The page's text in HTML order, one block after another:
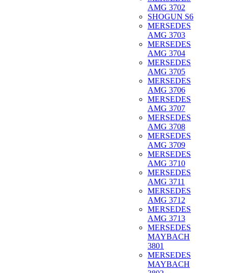
AMG 3702
SHOGUN S6
MERSEDES
AMG 3703
MERSEDES
AMG 3704
MERSEDES
AMG 3705
MERSEDES
AMG 3706
MERSEDES
AMG 3707
MERSEDES
AMG 3708
MERSEDES
AMG 3709
MERSEDES
AMG 3710
MERSEDES
AMG 3711
MERSEDES
AMG 3712
MERSEDES
AMG 3713
MERSEDES
MAYBACH
3801
MERSEDES
MAYBACH